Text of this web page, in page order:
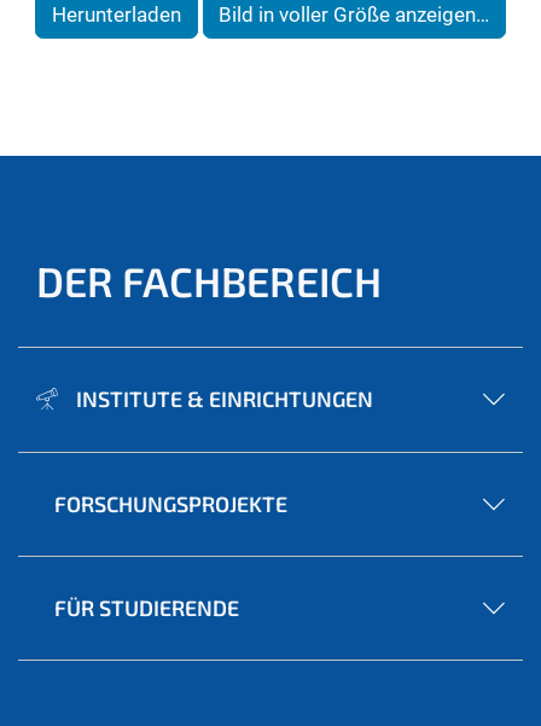
Herunterladen Bild in voller Größe anzeigen…
DER FACHBEREICH
INSTITUTE & EINRICHTUNGEN
FORSCHUNGSPROJEKTE
FÜR STUDIERENDE